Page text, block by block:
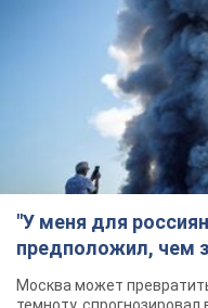
"У меня для
предположил, чем
Москва может